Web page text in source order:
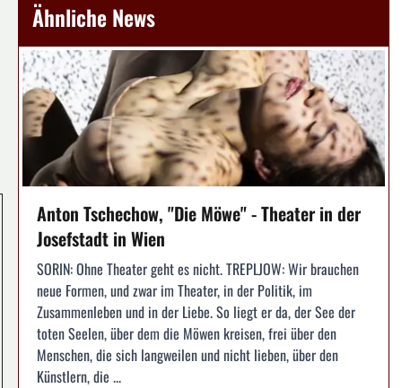
Ähnliche News
Anton Tschechow, "Die Möwe" - Theater in der
Josefstadt in Wien
SORIN: Ohne Theater geht es nicht. TREPLJOW: Wir brauchen
neue Formen, und zwar im Theater, in der Politik, im
Zusammenleben und in der Liebe. So liegt er da, der See der
toten Seelen, über dem die Möwen kreisen, frei über den
Menschen, die sich langweilen und nicht lieben, über den
Künstlern, die ...